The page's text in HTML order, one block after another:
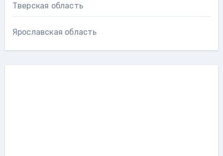
Тверская область
Ярославская область